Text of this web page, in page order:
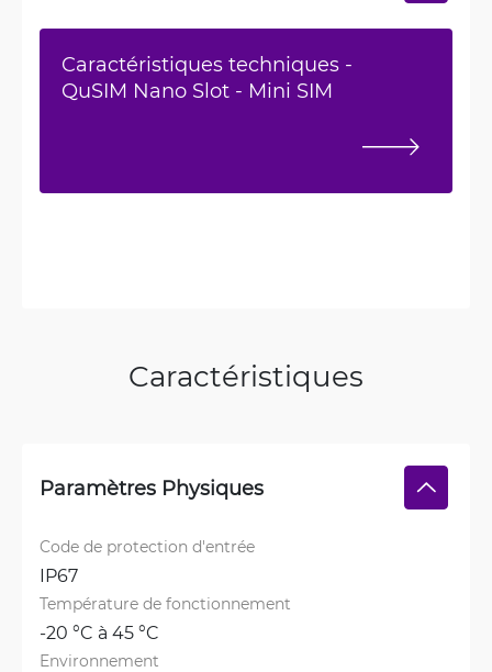
Caractéristiques techniques -
QuSIM Nano Slot - Mini SIM
Caractéristiques
Paramètres Physiques
Code de protection d'entrée
IP67
Température de fonctionnement
-20 °C à 45 °C
Environnement